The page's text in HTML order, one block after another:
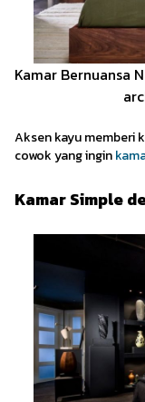
Kamar Bernuansa
Aksen kayu memberi
cowok yang ingin
Kamar Simple